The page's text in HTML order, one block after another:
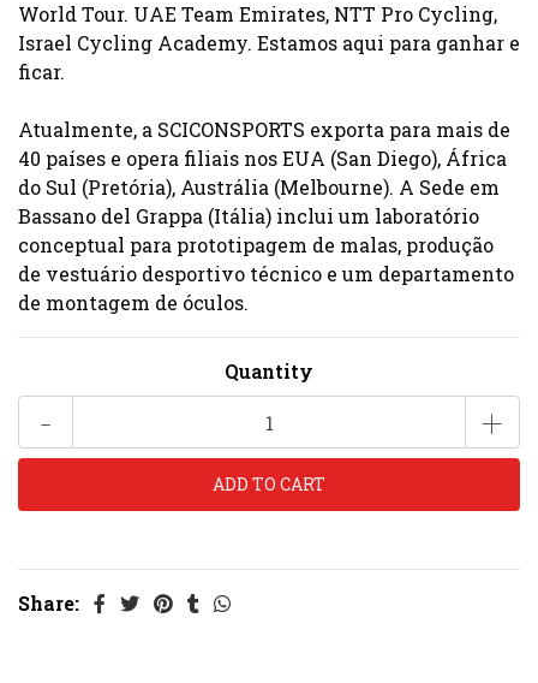
World Tour. UAE Team Emirates, NTT Pro Cycling,
Israel Cycling Academy. Estamos aqui para ganhar e
ficar.
Atualmente, a SCICONSPORTS exporta para mais de
40 países e opera filiais nos EUA (San Diego), África
do Sul (Pretória), Austrália (Melbourne). A Sede em
Bassano del Grappa (Itália) inclui um laboratório
conceptual para prototipagem de malas, produção
de vestuário desportivo técnico e um departamento
de montagem de óculos.
Quantity
- +
Share: